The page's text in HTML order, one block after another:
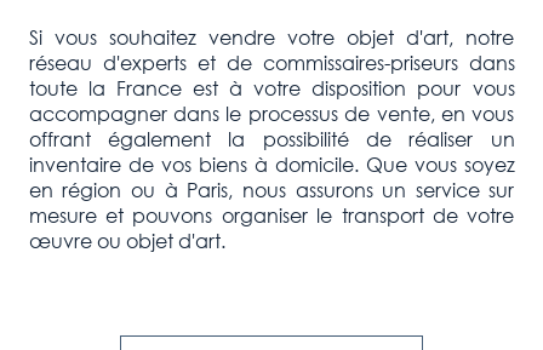
Si vous souhaitez vendre votre objet d'art, notre
réseau d'experts et de commissaires-priseurs dans
toute la France est à votre disposition pour vous
accompagner dans le processus de vente, en vous
offrant également la possibilité de réaliser un
inventaire de vos biens à domicile. Que vous soyez
en région ou à Paris, nous assurons un service sur
mesure et pouvons organiser le transport de votre
œuvre ou objet d'art.